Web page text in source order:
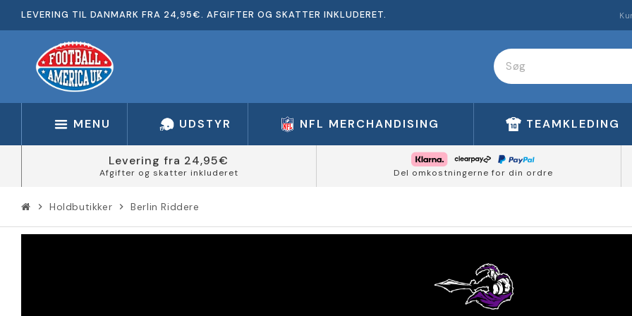
LEVERING TIL DANMARK FRA 24,95€. AFGIFTER OG SKATTER INKLUDERET.
MENU UDSTYR NFL MERCHANDISING TEAMKLEDING
Levering fra 24,95€
Afgifter og skatter inkluderet Del omkostningerne for din ordre
chevron_right Holdbutikker chevron_right Berlin Riddere